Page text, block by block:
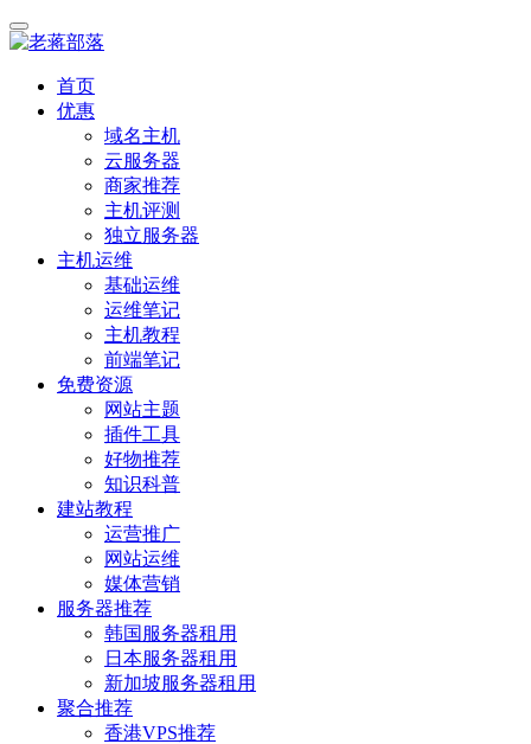
首页
优惠
域名主机
云服务器
商家推荐
主机评测
独立服务器
主机运维
基础运维
运维笔记
主机教程
前端笔记
免费资源
网站主题
插件工具
好物推荐
知识科普
建站教程
运营推广
网站运维
媒体营销
服务器推荐
韩国服务器租用
日本服务器租用
新加坡服务器租用
聚合推荐
香港VPS推荐